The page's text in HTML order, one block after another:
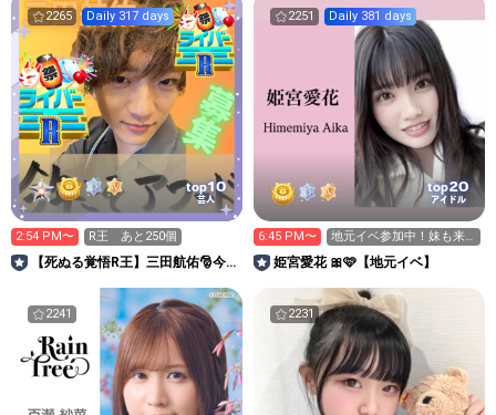
2265 Daily 317 days
top10
芸人
2:54 PM〜 R王 あと250個
【死ぬる覚悟R王】三田航佑🎅今
2251 Daily 381 days
top20
アイドル
6:45 PM〜
地元イベ参加中！妹も来
てます👧🏻
姫宮愛花 🎀🩷【地元イベ】
2241 2231